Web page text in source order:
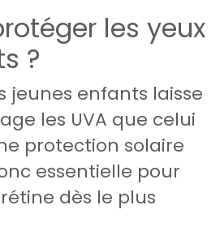
les yeux
?
jeunes enfants laisse
les UVA que celui
protection solaire
essentielle pour
dès le plus